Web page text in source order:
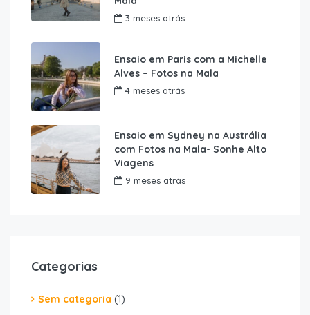
3 meses atrás
Ensaio em Paris com a Michelle
Alves – Fotos na Mala
4 meses atrás
Ensaio em Sydney na Austrália
com Fotos na Mala- Sonhe Alto
Viagens
9 meses atrás
Categorias
Sem categoria (1)